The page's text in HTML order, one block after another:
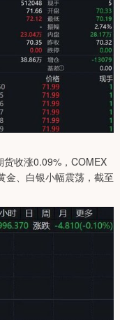
收涨0.09%，COMEX
金、白银小幅震荡，截至